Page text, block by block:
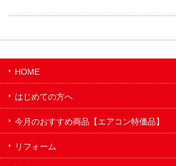
HOME
はじめての方へ
今月のおすすめ商品【エアコン特価品】
リフォーム